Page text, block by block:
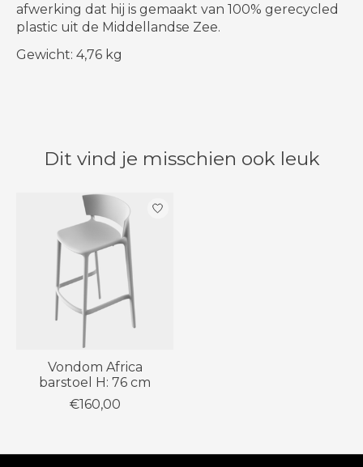
afwerking dat hij is gemaakt van 100% gerecycled
plastic uit de Middellandse Zee.
Gewicht: 4,76 kg
Dit vind je misschien ook leuk
Items van productcarrousel
Vondom Africa
barstoel H: 76 cm
€160,00